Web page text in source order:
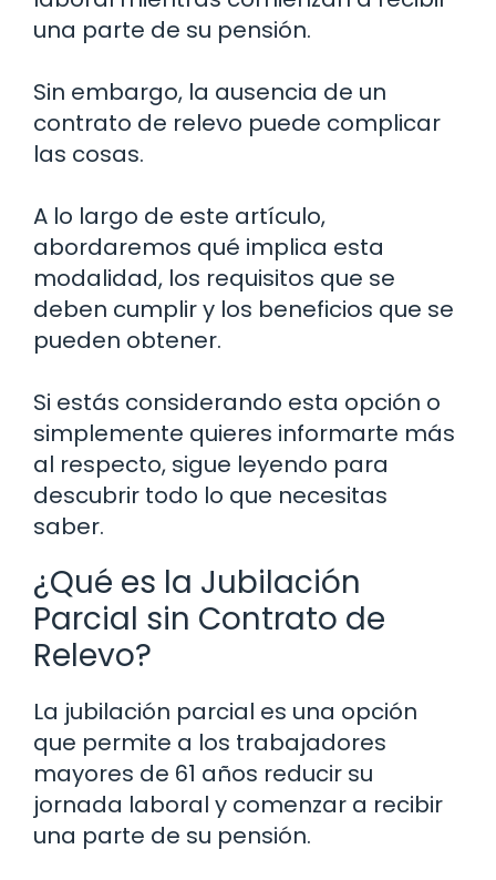
una parte de su pensión.
Sin embargo, la ausencia de un
contrato de relevo puede complicar
las cosas.
A lo largo de este artículo,
abordaremos qué implica esta
modalidad, los requisitos que se
deben cumplir y los beneficios que se
pueden obtener.
Si estás considerando esta opción o
simplemente quieres informarte más
al respecto, sigue leyendo para
descubrir todo lo que necesitas
saber.
¿Qué es la Jubilación
Parcial sin Contrato de
Relevo?
La jubilación parcial es una opción
que permite a los trabajadores
mayores de 61 años reducir su
jornada laboral y comenzar a recibir
una parte de su pensión.